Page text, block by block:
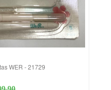
WER - 21729